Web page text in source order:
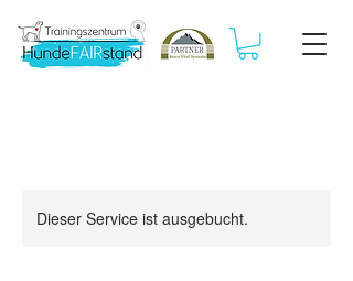
Dieser Service ist ausgebucht.